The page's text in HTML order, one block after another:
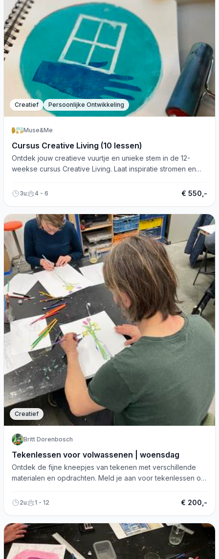
Creatief Persoonlijke Ontwikkeling
Muse&Me
Cursus Creative Living (10 lessen)
Ontdek jouw creatieve vuurtje en unieke stem in de 12-
weekse cursus Creative Living. Laat inspiratie stromen en
3u 4 - 6 € 550,-
Creatief
Britt Dorenbosch
Tekenlessen voor volwassenen | woensdag
Ontdek de fijne kneepjes van tekenen met verschillende
materialen en opdrachten. Meld je aan voor tekenlessen op
2u 1 - 12 € 200,-